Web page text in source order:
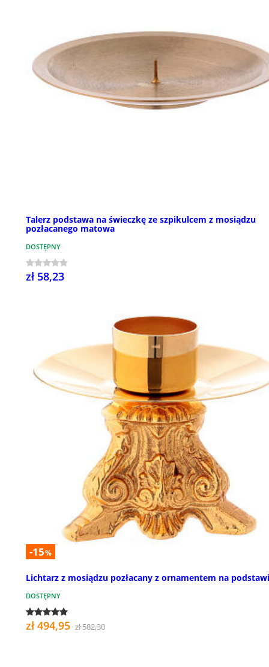
Talerz podstawa na świeczkę ze szpikulcem z mosiądzu
pozłacanego matowa
DOSTĘPNY
zł 58,23
-15%
Lichtarz z mosiądzu pozłacany z ornamentem na
DOSTĘPNY
zł 494,95 zł 582,30